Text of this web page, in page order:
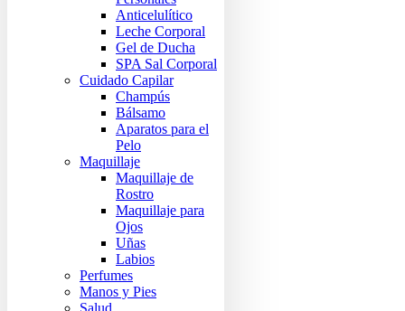
Anticelulítico
Leche Corporal
Gel de Ducha
SPA Sal Corporal
Cuidado Capilar
Champús
Bálsamo
Aparatos para el
Pelo
Maquillaje
Maquillaje de
Rostro
Maquillaje para
Ojos
Uñas
Labios
Perfumes
Manos y Pies
Salud